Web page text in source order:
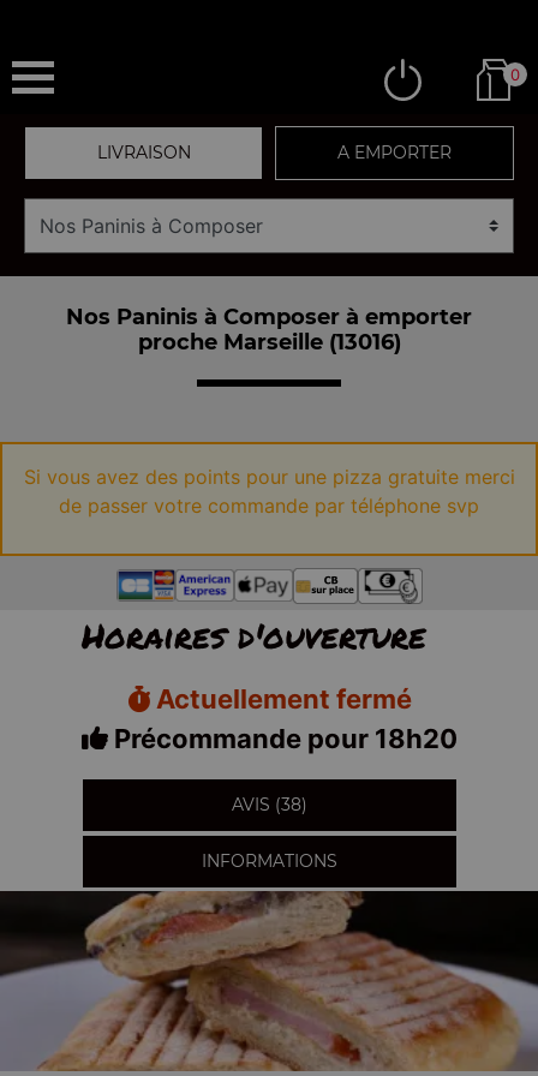
0
LIVRAISON A EMPORTER
Nos Paninis à Composer à emporter
proche Marseille (13016)
Si vous avez des points pour une pizza gratuite merci
de passer votre commande par téléphone svp
Horaires d'ouverture
Actuellement fermé
Précommande pour 18h20
AVIS (38)
INFORMATIONS